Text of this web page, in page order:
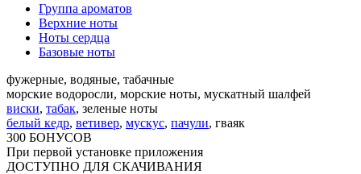
Группа ароматов
Верхние ноты
Ноты сердца
Базовые ноты
фужерные, водяные, табачные
морские водоросли, морские ноты, мускатный шалфей
виски, табак, зеленые ноты
белый кедр, ветивер, мускус, пачули, гваяк
300 БОНУСОВ
При первой установке приложения
ДОСТУПНО ДЛЯ СКАЧИВАНИЯ